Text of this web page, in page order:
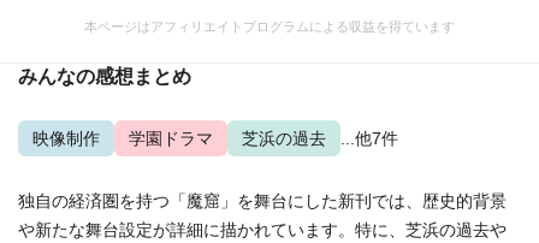
本ページはアフィリエイトプログラムによる収益を得ています
みんなの感想まとめ
映像制作 学園ドラマ 芝浜の過去 ...他7件
独自の経済圏を持つ「魔窟」を舞台にした新刊では、歴史的背景
や新たな舞台設定が詳細に描かれています。特に、芝浜の過去や